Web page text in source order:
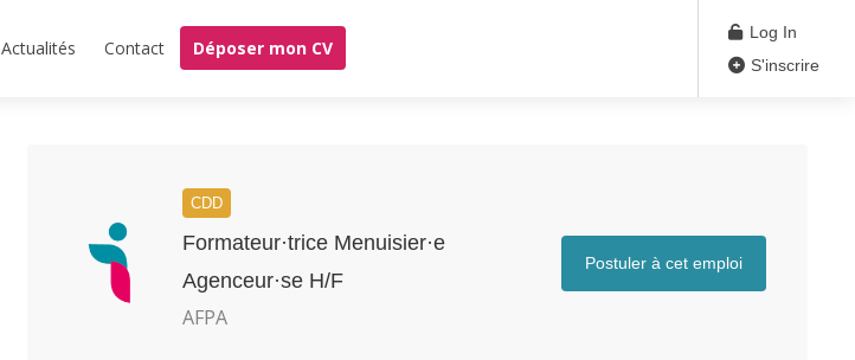
Actualités Contact Déposer mon CV
Log In
S'inscrire
CDD
Formateur·trice Menuisier·e
Agenceur·se H/F
AFPA
Postuler à cet emploi